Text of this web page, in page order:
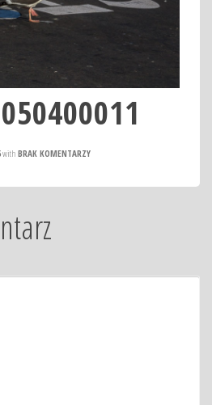
with BRAK KOMENTARZY